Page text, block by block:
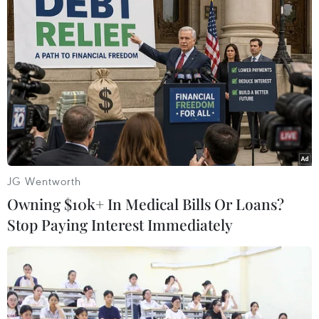
#Điện Biên #Mường Nhé #Động đất
Điện Biên
JG Wentworth
Owning $10k+ In Medical Bills Or Loans?
Stop Paying Interest Immediately